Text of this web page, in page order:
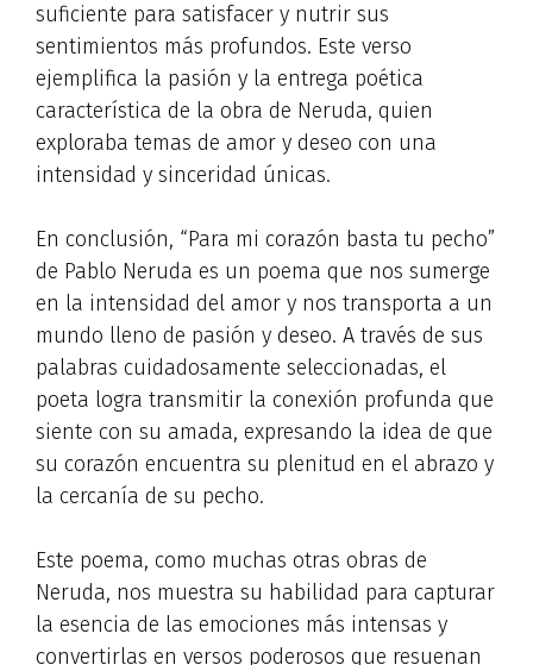
suficiente para satisfacer y nutrir sus
sentimientos más profundos. Este verso
ejemplifica la pasión y la entrega poética
característica de la obra de Neruda, quien
exploraba temas de amor y deseo con una
intensidad y sinceridad únicas.
En conclusión, “Para mi corazón basta tu pecho”
de Pablo Neruda es un poema que nos sumerge
en la intensidad del amor y nos transporta a un
mundo lleno de pasión y deseo. A través de sus
palabras cuidadosamente seleccionadas, el
poeta logra transmitir la conexión profunda que
siente con su amada, expresando la idea de que
su corazón encuentra su plenitud en el abrazo y
la cercanía de su pecho.
Este poema, como muchas otras obras de
Neruda, nos muestra su habilidad para capturar
la esencia de las emociones más intensas y
convertirlas en versos poderosos que resuenan